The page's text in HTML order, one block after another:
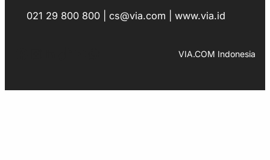
021 29 800 800 | cs@via.com | www.via.id
VIA.COM Indonesia